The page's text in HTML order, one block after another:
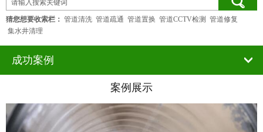
猜您想要收索栏： 管道清洗 管道疏通 管道置换 管道CCTV检测 管道修复
集水井清理
成功案例
案例展示